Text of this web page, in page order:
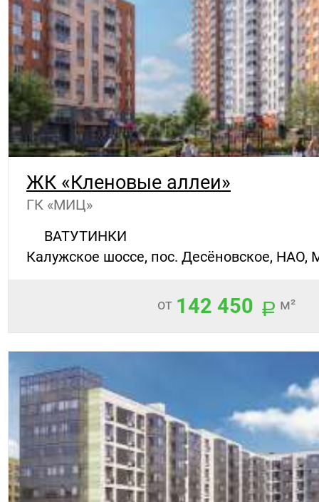
ЖК «Кленовые аллеи»
ГК «МИЦ»
ВАТУТИНКИ
Калужское шоссе, пос. Десёновское, НАО,
от 142 450 м²